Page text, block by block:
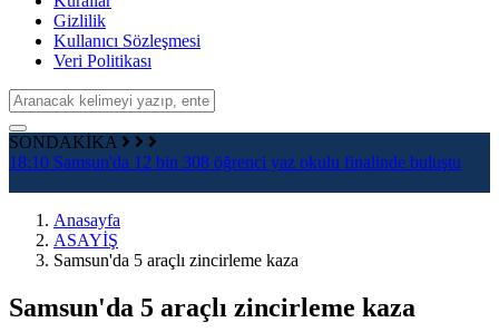
Gizlilik
Kullanıcı Sözleşmesi
Veri Politikası
SONDAKİKA
18:10 Samsun'da 12 bin 308 öğrenci yaz okulu finalinde buluştu
Anasayfa
ASAYİŞ
Samsun'da 5 araçlı zincirleme kaza
Samsun'da 5 araçlı zincirleme kaza